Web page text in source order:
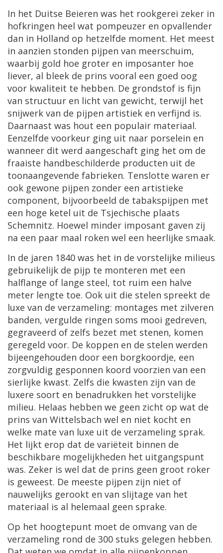
In het Duitse Beieren was het rookgerei zeker in
hofkringen heel wat pompeuzer en opvallender
dan in Holland op hetzelfde moment. Het meest
in aanzien stonden pijpen van meerschuim,
waarbij gold hoe groter en imposanter hoe
liever, al bleek de prins vooral een goed oog
voor kwaliteit te hebben. De grondstof is fijn
van structuur en licht van gewicht, terwijl het
snijwerk van de pijpen artistiek en verfijnd is.
Daarnaast was hout een populair materiaal.
Eenzelfde voorkeur ging uit naar porselein en
wanneer dit werd aangeschaft ging het om de
fraaiste handbeschilderde producten uit de
toonaangevende fabrieken. Tenslotte waren er
ook gewone pijpen zonder een artistieke
component, bijvoorbeeld de tabakspijpen met
een hoge ketel uit de Tsjechische plaats
Schemnitz. Hoewel minder imposant gaven zij
na een paar maal roken wel een heerlijke smaak.
In de jaren 1840 was het in de vorstelijke milieus
gebruikelijk de pijp te monteren met een
halflange of lange steel, tot ruim een halve
meter lengte toe. Ook uit die stelen spreekt de
luxe van de verzameling: montages met zilveren
banden, vergulde ringen soms mooi gedreven,
gegraveerd of zelfs bezet met stenen, komen
geregeld voor. De koppen en de stelen werden
bijeengehouden door een borgkoordje, een
zorgvuldig gesponnen koord voorzien van een
sierlijke kwast. Zelfs die kwasten zijn van de
luxere soort en benadrukken het vorstelijke
milieu. Helaas hebben we geen zicht op wat de
prins van Wittelsbach wel en niet kocht en
welke mate van luxe uit de verzameling sprak.
Het lijkt erop dat de variëteit binnen de
beschikbare mogelijkheden het uitgangspunt
was. Zeker is wel dat de prins geen groot roker
is geweest. De meeste pijpen zijn niet of
nauwelijks gerookt en van slijtage van het
materiaal is al helemaal geen sprake.
Op het hoogtepunt moet de omvang van de
verzameling rond de 300 stuks gelegen hebben.